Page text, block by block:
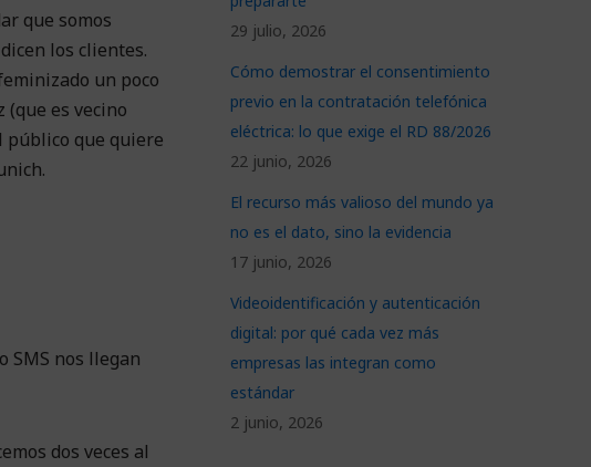
que somos
los clientes.
un poco
(que es vecino
público que quiere
SMS nos llegan
dos veces al
29 julio, 2026
Cómo demostrar el consentimiento
previo en la contratación telefónica
eléctrica: lo que exige el RD 88/2026
22 junio, 2026
El recurso más valioso del mundo ya
no es el dato, sino la evidencia
17 junio, 2026
Videoidentificación y autenticación
digital: por qué cada vez más
empresas las integran como
estándar
2 junio, 2026